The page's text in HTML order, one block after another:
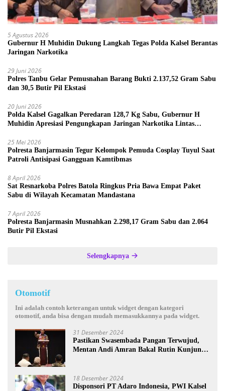
5 Agustus 2026
Gubernur H Muhidin Dukung Langkah Tegas Polda Kalsel Berantas
Jaringan Narkotika
29 Juni 2026
Polres Tanbu Gelar Pemusnahan Barang Bukti 2.137,52 Gram Sabu
dan 30,5 Butir Pil Ekstasi
20 Juni 2026
Polda Kalsel Gagalkan Peredaran 128,7 Kg Sabu, Gubernur H
Muhidin Apresiasi Pengungkapan Jaringan Narkotika Lintas
25 Mei 2026
Polresta Banjarmasin Tegur Kelompok Pemuda Cosplay Tuyul Saat
Patroli Antisipasi Gangguan Kamtibmas
8 April 2026
Sat Resnarkoba Polres Batola Ringkus Pria Bawa Empat Paket
Sabu di Wilayah Kecamatan Mandastana
7 April 2026
Polresta Banjarmasin Musnahkan 2.298,17 Gram Sabu dan 2.064
Butir Pil Ekstasi
Selengkapnya
Otomotif
Ini adalah contoh keterangan untuk widget dengan kategori
otomotif, anda bisa dengan mudah memasukkannya pada widget.
31 Desember 2024
Pastikan Swasembada Pangan Terwujud,
Mentan Andi Amran Bakal Rutin Kunjungi
18 Desember 2024
Disponsori PT Adaro Indonesia, PWI Kalsel